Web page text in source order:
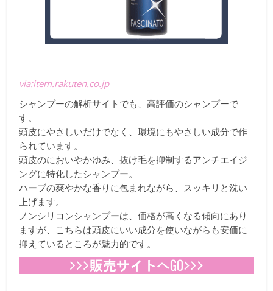
via:item.rakuten.co.jp
シャンプーの解析サイトでも、高評価のシャンプーで
す。
頭皮にやさしいだけでなく、環境にもやさしい成分で作
られています。
頭皮のにおいやかゆみ、抜け毛を抑制するアンチエイジ
ングに特化したシャンプー。
ハーブの爽やかな香りに包まれながら、スッキリと洗い
上げます。
ノンシリコンシャンプーは、価格が高くなる傾向にあり
ますが、こちらは頭皮にいい成分を使いながらも安価に
抑えているところが魅力的です。